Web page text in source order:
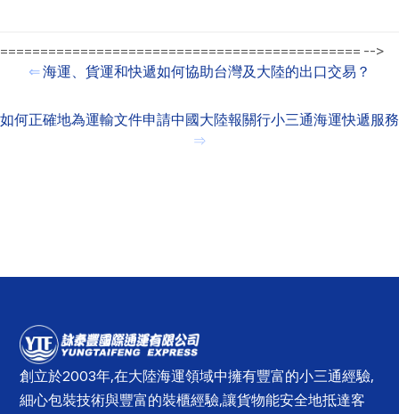
============================================= -->
⇐海運、貨運和快遞如何協助台灣及大陸的出口交易？
如何正確地為運輸文件申請中國大陸報關行小三通海運快遞服務
⇒
創立於2003年,在大陸海運領域中擁有豐富的小三通經驗,
細心包裝技術與豐富的裝櫃經驗,讓貨物能安全地抵達客